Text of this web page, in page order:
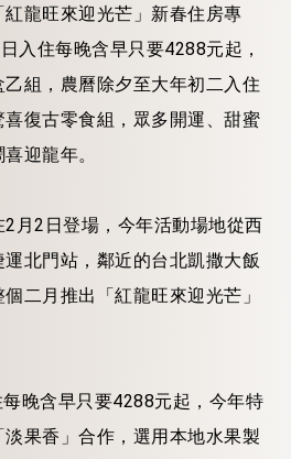
龍旺來迎光芒」新春住房專
入住每晚含早只要4288元起，
組，農曆除夕至大年初二入住
復古零食組，眾多開運、甜蜜
迎龍年。
月2日登場，今年活動場地從西
北門站，鄰近的台北凱撒大飯
二月推出「紅龍旺來迎光芒」
晚含早只要4288元起，今年特
果香」合作，選用本地水果製